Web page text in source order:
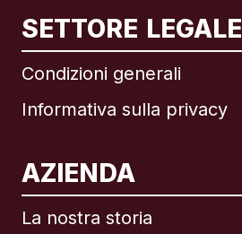
SETTORE LEGALE
Condizioni generali
Informativa sulla privacy
AZIENDA
La nostra storia